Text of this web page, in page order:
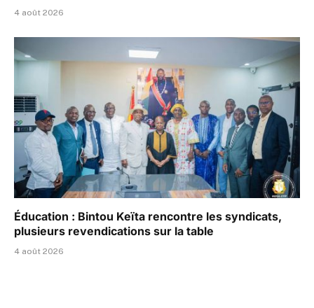
4 août 2026
Éducation : Bintou Keïta rencontre les syndicats,
plusieurs revendications sur la table
4 août 2026